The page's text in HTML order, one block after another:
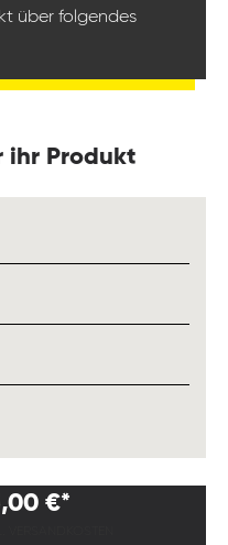
über folgendes
ihr Produkt
€*